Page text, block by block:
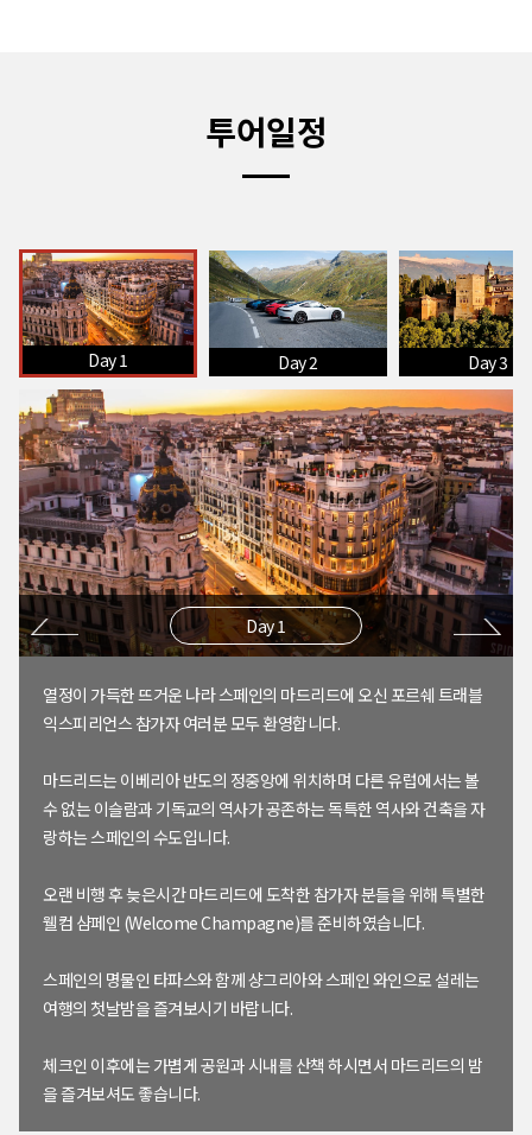
투어일정
Day 1 Day 2 Day 3
Day 1
열정이 가득한 뜨거운 나라 스페인의 마드리드에 오신 포르쉐 트래블
익스피리언스 참가자 여러분 모두 환영합니다.
마드리드는 이베리아 반도의 정중앙에 위치하며 다른 유럽에서는 볼
수 없는 이슬람과 기독교의 역사가 공존하는 독특한 역사와 건축을 자
랑하는 스페인의 수도입니다.
오랜 비행 후 늦은시간 마드리드에 도착한 참가자 분들을 위해 특별한
웰컴 샴페인 (Welcome Champagne)를 준비하였습니다.
스페인의 명물인 타파스와 함께 샹그리아와 스페인 와인으로 설레는
여행의 첫날밤을 즐겨보시기 바랍니다.
체크인 이후에는 가볍게 공원과 시내를 산책 하시면서 마드리드의 밤
을 즐겨보셔도 좋습니다.